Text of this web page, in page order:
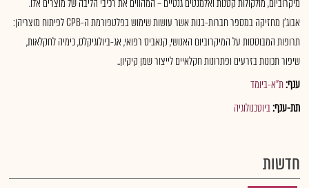
אבוג'ן מחזיקה במספר חברות-בנות אשר עושות שימוש בפלטפורמת ה-CPB לפיתוח מוצריהן:
תרופות המבוססות על המיקרוביום האנושי, קנאביס רפואי, אג-ביולוגיקלס, כימיה לחקלאות,
שיפור תכונות בזרעים ופתרונות חקלאיים לייצור שמן קיקיון..
ענף:ת"א-ביומד
תת-ענף:ביוטכנולוגיה
חדשות